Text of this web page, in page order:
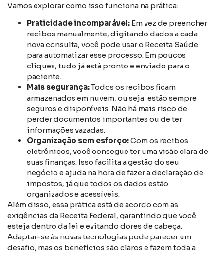
Vamos explorar como isso funciona na prática:
Praticidade incomparável: Em vez de preencher
recibos manualmente, digitando dados a cada
nova consulta, você pode usar o Receita Saúde
para automatizar esse processo. Em poucos
cliques, tudo já está pronto e enviado para o
paciente.
Mais segurança:Todos os recibos ficam
armazenados em nuvem, ou seja, estão sempre
seguros e disponíveis. Não há mais risco de
perder documentos importantes ou de ter
informações vazadas.
Organização sem esforço:Com os recibos
eletrônicos, você consegue ter uma visão clara de
suas finanças. Isso facilita a gestão do seu
negócio e ajuda na hora de fazer a declaração de
impostos, já que todos os dados estão
organizados e acessíveis.
Além disso, essa prática está de acordo com as
exigências da Receita Federal, garantindo que você
esteja dentro da lei e evitando dores de cabeça.
Adaptar-se às novas tecnologias pode parecer um
desafio, mas os benefícios são claros e fazem toda a